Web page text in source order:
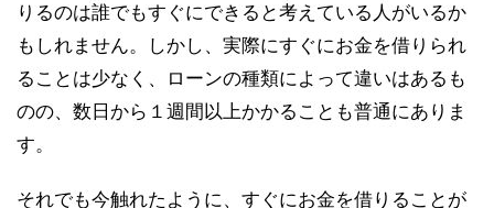
りるのは誰でもすぐにできると考えている人がいるか
もしれません。しかし、実際にすぐにお金を借りられ
ることは少なく、ローンの種類によって違いはあるも
のの、数日から１週間以上かかることも普通にありま
す。
それでも今触れたように、すぐにお金を借りることが